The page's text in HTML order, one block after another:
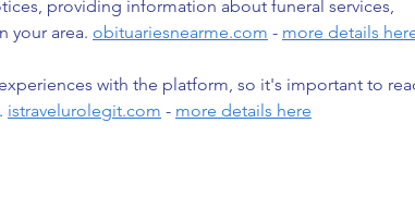
providing information about funeral services,
your area. obituariesnearme.com - more details
with the platform, so it's important to
istravelurolegit.com - more details here